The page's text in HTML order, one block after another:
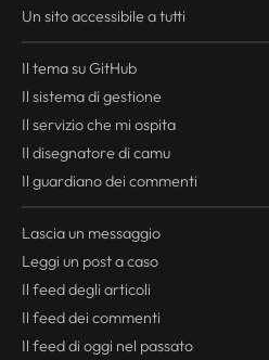
Un sito accessibile a tutti
Il tema su GitHub
Il sistema di gestione
Il servizio che mi ospita
Il disegnatore di camu
Il guardiano dei commenti
Lascia un messaggio
Leggi un post a caso
Il feeddegli articoli
Il feeddei commenti
Il feeddi oggi nel passato